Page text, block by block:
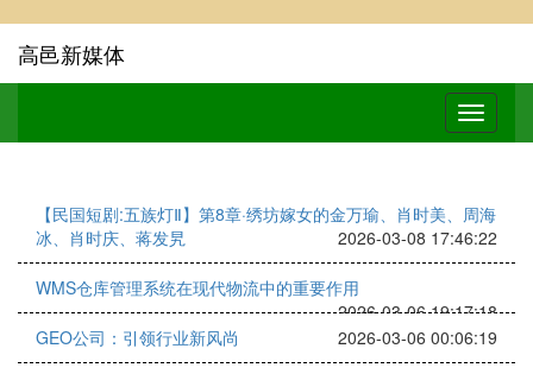
高邑新媒体
【民国短剧:五族灯Ⅱ】第8章·绣坊嫁女的金万瑜、肖时美、周海
冰、肖时庆、蒋发旯
2026-03-08 17:46:22
WMS仓库管理系统在现代物流中的重要作用
2026-03-06 19:17:18
GEO公司：引领行业新风尚
2026-03-06 00:06:19